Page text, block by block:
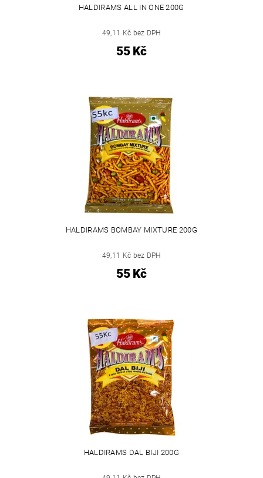
HALDIRAMS ALL IN ONE 200G
49,11 Kč bez DPH
55 Kč
HALDIRAMS BOMBAY MIXTURE 200G
49,11 Kč bez DPH
55 Kč
HALDIRAMS DAL BIJI 200G